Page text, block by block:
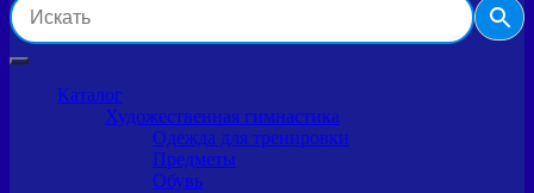
Каталог
Художественная гимнастика
Одежда для тренировки
Предметы
Обувь